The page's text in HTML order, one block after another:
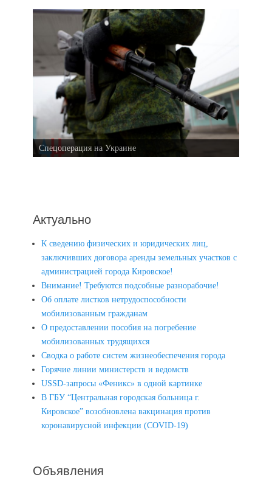
Спецоперация на Украине
Актуально
К сведению физических и юридических лиц,
заключивших договора аренды земельных участков с
администрацией города Кировское!
Внимание! Требуются подсобные разнорабочие!
Об оплате листков нетрудоспособности
мобилизованным гражданам
О предоставлении пособия на погребение
мобилизованных трудящихся
Сводка о работе систем жизнеобеспечения города
Горячие линии министерств и ведомств
USSD-запросы «Феникс» в одной картинке
В ГБУ “Центральная городская больница г.
Кировское” возобновлена вакцинация против
коронавирусной инфекции (COVID-19)
Объявления